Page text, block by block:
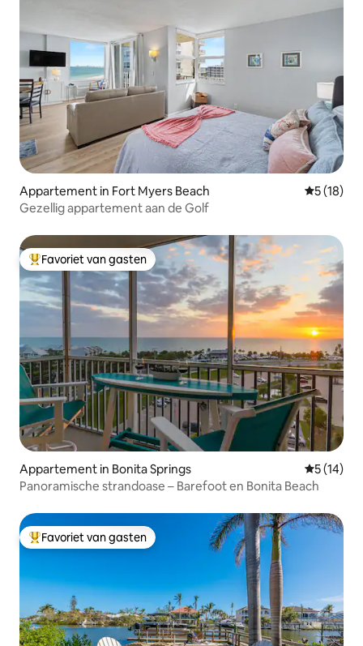
Appartement in Fort Myers Beach
5 (18)
Gezellig appartement aan de Golf
Topfavoriet van gasten
Favoriet van gasten
Appartement in Bonita Springs
5 (14)
Panoramische strandoase – Barefoot en Bonita Beach
Topfavoriet van gasten
Favoriet van gasten